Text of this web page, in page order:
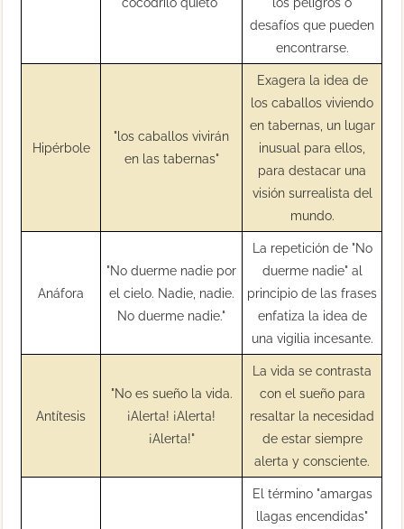
desafíos que pueden
encontrarse.
Hipérbole
"los caballos vivirán
en las tabernas"
Exagera la idea de
los caballos viviendo
en tabernas, un lugar
inusual para ellos,
para destacar una
visión surrealista del
mundo.
Anáfora
"No duerme nadie por
el cielo. Nadie, nadie.
No duerme nadie."
La repetición de "No
duerme nadie" al
principio de las frases
enfatiza la idea de
una vigilia incesante.
Antítesis
"No es sueño la vida.
¡Alerta! ¡Alerta!
¡Alerta!"
La vida se contrasta
con el sueño para
resaltar la necesidad
de estar siempre
alerta y consciente.
El término "amargas
llagas encendidas"